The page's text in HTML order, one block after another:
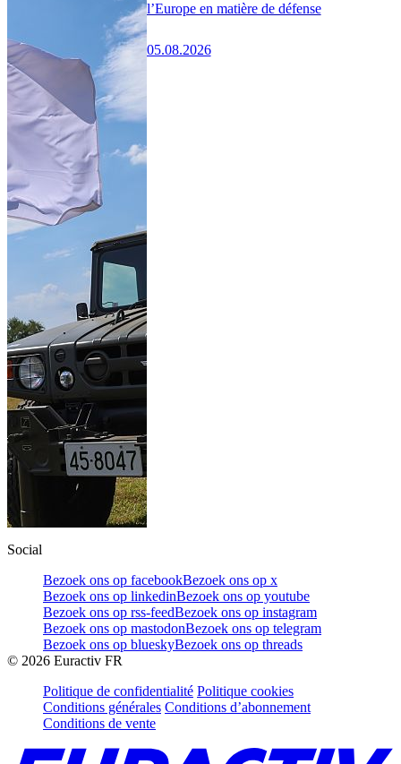
l’Europe en matière de défense
05.08.2026
Social
Bezoek ons op facebookBezoek ons op x
Bezoek ons op linkedinBezoek ons op youtube
Bezoek ons op rss-feedBezoek ons op instagram
Bezoek ons op mastodonBezoek ons op telegram
Bezoek ons op blueskyBezoek ons op threads
© 2026 Euractiv FR
Politique de confidentialité Politique cookies
Conditions générales Conditions d’abonnement
Conditions de vente